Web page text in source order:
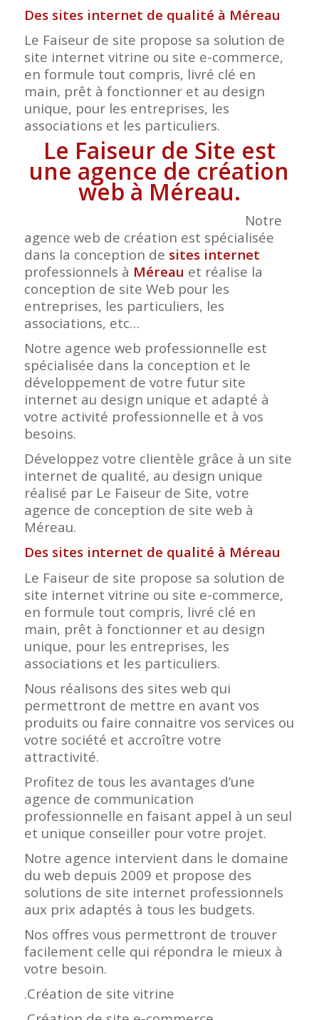
Des sites internet de qualité à Méreau
Le Faiseur de site propose sa solution de
site internet vitrine ou site e-commerce,
en formule tout compris, livré clé en
main, prêt à fonctionner et au design
unique, pour les entreprises, les
associations et les particuliers.
Le Faiseur de Site est
une agence de création
web à Méreau.
Notre
agence web de création est spécialisée
dans la conception de sites internet
professionnels à Méreau et réalise la
conception de site Web pour les
entreprises, les particuliers, les
associations, etc…
Notre agence web professionnelle est
spécialisée dans la conception et le
développement de votre futur site
internet au design unique et adapté à
votre activité professionnelle et à vos
besoins.
Développez votre clientèle grâce à un site
internet de qualité, au design unique
réalisé par Le Faiseur de Site, votre
agence de conception de site web à
Méreau.
Des sites internet de qualité à Méreau
Le Faiseur de site propose sa solution de
site internet vitrine ou site e-commerce,
en formule tout compris, livré clé en
main, prêt à fonctionner et au design
unique, pour les entreprises, les
associations et les particuliers.
Nous réalisons des sites web qui
permettront de mettre en avant vos
produits ou faire connaitre vos services ou
votre société et accroître votre
attractivité.
Profitez de tous les avantages d’une
agence de communication
professionnelle en faisant appel à un seul
et unique conseiller pour votre projet.
Notre agence intervient dans le domaine
du web depuis 2009 et propose des
solutions de site internet professionnels
aux prix adaptés à tous les budgets.
Nos offres vous permettront de trouver
facilement celle qui répondra le mieux à
votre besoin.
.Création de site vitrine